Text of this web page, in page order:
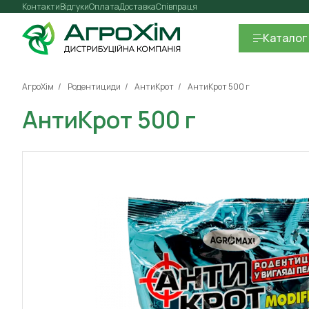
Контакти Оплата
Відгуки ДоставкаСпівпраця
Каталог
АгроХім Родентициди АнтиКрот АнтиКрот 500 г
АнтиКрот 500 г